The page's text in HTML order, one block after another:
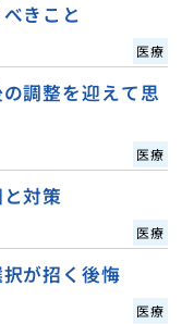
きこと
医療
調整を迎えて思
医療
対策
医療
が招く後悔
医療